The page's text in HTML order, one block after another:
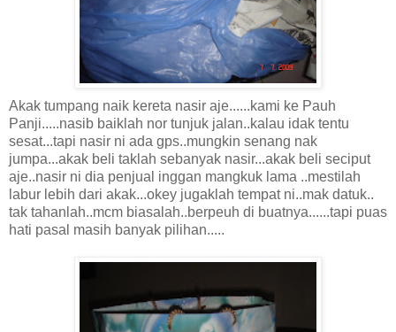
Akak tumpang naik kereta nasir aje......kami ke Pauh
Panji.....nasib baiklah nor tunjuk jalan..kalau idak tentu
sesat...tapi nasir ni ada gps..mungkin senang nak
jumpa...akak beli taklah sebanyak nasir...akak beli seciput
aje..nasir ni dia penjual inggan mangkuk lama ..mestilah
labur lebih dari akak...okey jugaklah tempat ni..mak datuk..
tak tahanlah..mcm biasalah..berpeuh di buatnya......tapi puas
hati pasal masih banyak pilihan.....